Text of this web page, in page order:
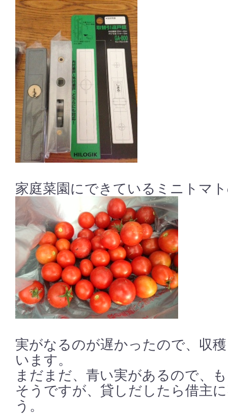
家庭菜園にできているミニトマ
実がなるのが遅かったので、収
います。
まだまだ、青い実があるので、
そうですが、貸しだしたら借主
う。